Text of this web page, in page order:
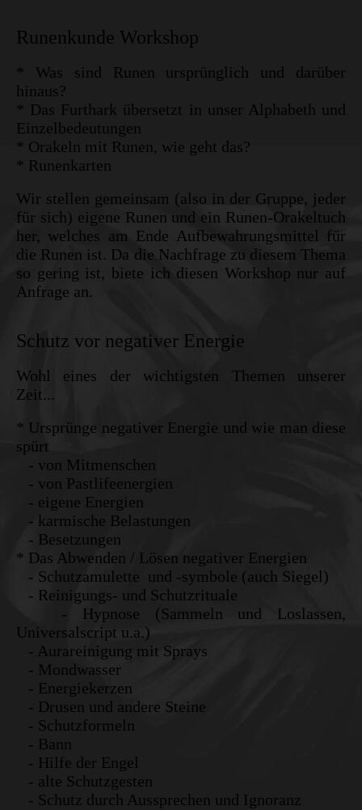
Runenkunde Workshop
* Was sind Runen ursprünglich und darüber
hinaus?
* Das Furthark übersetzt in unser Alphabeth und
Einzelbedeutungen
* Orakeln mit Runen, wie geht das?
* Runenkarten
Wir stellen gemeinsam (also in der Gruppe, jeder
für sich) eigene Runen und ein Runen-Orakeltuch
her, welches am Ende Aufbewahrungsmittel für
die Runen ist. Da die Nachfrage zu diesem Thema
so gering ist, biete ich diesen Workshop nur auf
Anfrage an.
Schutz vor negativer Energie
Wohl eines der wichtigsten Themen unserer
Zeit...
* Ursprünge negativer Energie und wie man diese
spürt
- von Mitmenschen
- von Pastlifeenergien
- eigene Energien
- karmische Belastungen
- Besetzungen
* Das Abwenden / Lösen negativer Energien
- Schutzamulette und -symbole (auch Siegel)
- Reinigungs- und Schutzrituale
- Hypnose (Sammeln und Loslassen,
Universalscript u.a.)
- Aurareinigung mit Sprays
- Mondwasser
- Energiekerzen
- Drusen und andere Steine
- Schutzformeln
- Bann
- Hilfe der Engel
- alte Schutzgesten
- Schutz durch Aussprechen und Ignoranz